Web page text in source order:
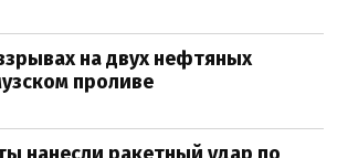
на двух нефтяных
проливе